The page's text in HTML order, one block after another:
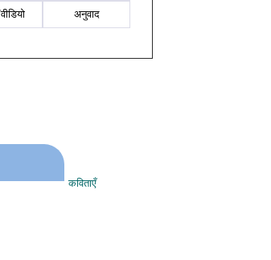
अनुवाद
कविताएँ